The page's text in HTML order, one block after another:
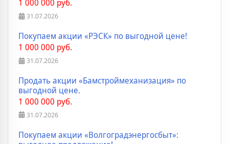
1 000 000 руб.
31.07.2026
Покупаем акции «РЭСК» по выгодной цене!
1 000 000 руб.
31.07.2026
Продать акции «Бамстроймеханизация» по
выгодной цене.
1 000 000 руб.
31.07.2026
Покупаем акции «Волгоградэнергосбыт»: